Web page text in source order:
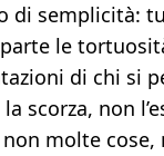
di semplicità:
le
di chi si
scorza, non
non molte